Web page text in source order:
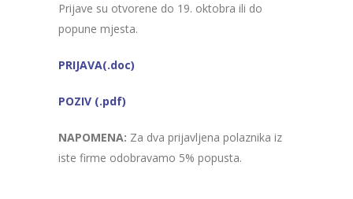
Prijave su otvorene do 19. oktobra ili do
popune mjesta.
PRIJAVA(.doc)
POZIV (.pdf)
NAPOMENA: Za dva prijavljena polaznika iz
iste firme odobravamo 5% popusta.